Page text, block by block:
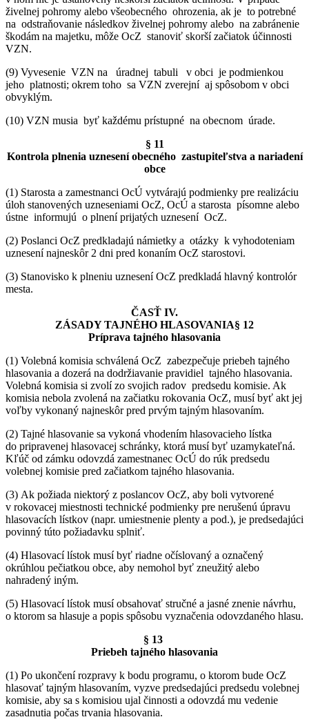
živelnej pohromy alebo všeobecného ohrozenia, ak je to potrebné
na odstraňovanie následkov živelnej pohromy alebo na zabránenie
škodám na majetku, môže OcZ stanoviť skorší začiatok účinnosti
VZN.
(9) Vyvesenie VZN na úradnej tabuli v obci je podmienkou
jeho platnosti; okrem toho sa VZN zverejní aj spôsobom v obci
obvyklým.
(10) VZN musia byť každému prístupné na obecnom úrade.
§ 11
Kontrola plnenia uznesení obecného zastupiteľstva a nariadení
obce
(1) Starosta a zamestnanci OcÚ vytvárajú podmienky pre realizáciu
úloh stanovených uzneseniami OcZ, OcÚ a starosta písomne alebo
ústne informujú o plnení prijatých uznesení OcZ.
(2) Poslanci OcZ predkladajú námietky a otázky k vyhodoteniam
uznesení najneskôr 2 dni pred konaním OcZ starostovi.
(3) Stanovisko k plneniu uznesení OcZ predkladá hlavný kontrolór
mesta.
ČASŤ IV.
ZÁSADY TAJNÉHO HLASOVANIA§ 12
Príprava tajného hlasovania
(1) Volebná komisia schválená OcZ zabezpečuje priebeh tajného
hlasovania a dozerá na dodržiavanie pravidiel tajného hlasovania.
Volebná komisia si zvolí zo svojich radov predsedu komisie. Ak
komisia nebola zvolená na začiatku rokovania OcZ, musí byť akt jej
voľby vykonaný najneskôr pred prvým tajným hlasovaním.
(2) Tajné hlasovanie sa vykoná vhodením hlasovacieho lístka
do pripravenej hlasovacej schránky, ktorá musí byť uzamykateľná.
Kľúč od zámku odovzdá zamestnanec OcÚ do rúk predsedu
volebnej komisie pred začiatkom tajného hlasovania.
(3) Ak požiada niektorý z poslancov OcZ, aby boli vytvorené
v rokovacej miestnosti technické podmienky pre nerušenú úpravu
hlasovacích lístkov (napr. umiestnenie plenty a pod.), je predsedajúci
povinný túto požiadavku splniť.
(4) Hlasovací lístok musí byť riadne očíslovaný a označený
okrúhlou pečiatkou obce, aby nemohol byť zneužitý alebo
nahradený iným.
(5) Hlasovací lístok musí obsahovať stručné a jasné znenie návrhu,
o ktorom sa hlasuje a popis spôsobu vyznačenia odovzdaného hlasu.
§ 13
Priebeh tajného hlasovania
(1) Po ukončení rozpravy k bodu programu, o ktorom bude OcZ
hlasovať tajným hlasovaním, vyzve predsedajúci predsedu volebnej
komisie, aby sa s komisiou ujal činnosti a odovzdá mu vedenie
zasadnutia počas trvania hlasovania.